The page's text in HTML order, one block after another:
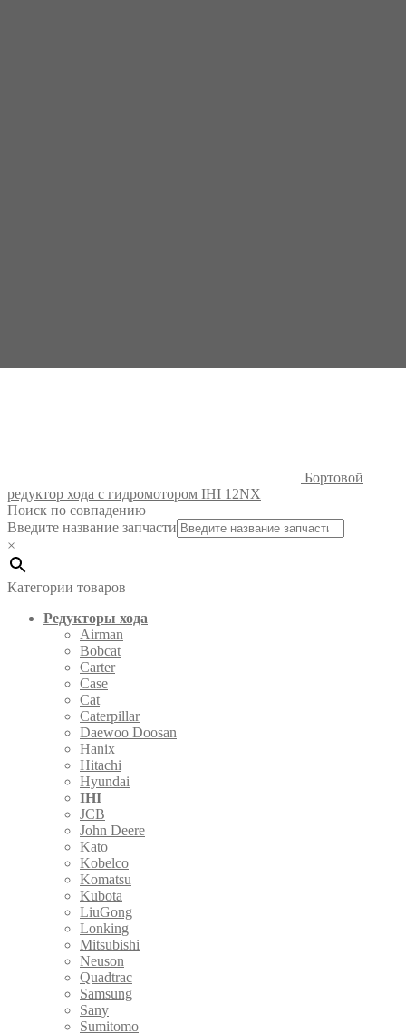
Бортовой
редуктор хода с гидромотором IHI 12NX
Поиск по совпадению
Введите название запчасти
×
Категории товаров
Редукторы хода
Airman
Bobcat
Carter
Case
Cat
Caterpillar
Daewoo Doosan
Hanix
Hitachi
Hyundai
IHI
JCB
John Deere
Kato
Kobelco
Komatsu
Kubota
LiuGong
Lonking
Mitsubishi
Neuson
Quadtrac
Samsung
Sany
Sumitomo